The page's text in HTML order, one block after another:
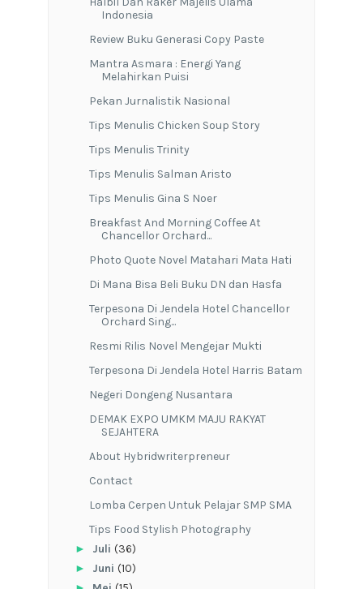
Indonesia
Review Buku Generasi Copy Paste
Mantra Asmara : Energi Yang
Melahirkan Puisi
Pekan Jurnalistik Nasional
Tips Menulis Chicken Soup Story
Tips Menulis Trinity
Tips Menulis Salman Aristo
Tips Menulis Gina S Noer
Breakfast And Morning Coffee At
Chancellor Orchard...
Photo Quote Novel Matahari Mata Hati
Di Mana Bisa Beli Buku DN dan Hasfa
Terpesona Di Jendela Hotel Chancellor
Orchard Sing...
Resmi Rilis Novel Mengejar Mukti
Terpesona Di Jendela Hotel Harris Batam
Negeri Dongeng Nusantara
DEMAK EXPO UMKM MAJU RAKYAT
SEJAHTERA
About Hybridwriterpreneur
Contact
Lomba Cerpen Untuk Pelajar SMP SMA
Tips Food Stylish Photography
► Juli (36)
► Juni (10)